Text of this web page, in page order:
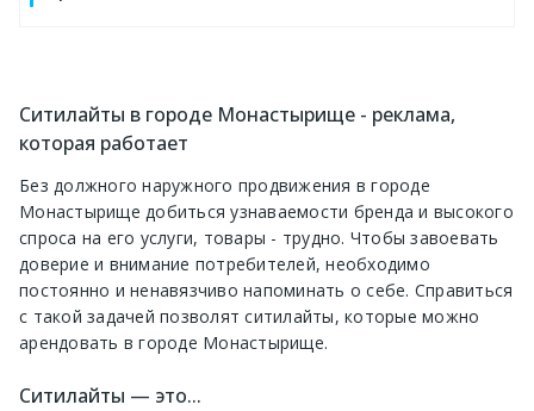
Ситилайты в городе Монастырище - реклама,
которая работает
Без должного наружного продвижения в городе
Монастырище добиться узнаваемости бренда и высокого
спроса на его услуги, товары - трудно. Чтобы завоевать
доверие и внимание потребителей, необходимо
постоянно и ненавязчиво напоминать о себе. Справиться
с такой задачей позволят ситилайты, которые можно
арендовать в городе Монастырище.
Ситилайты — это...